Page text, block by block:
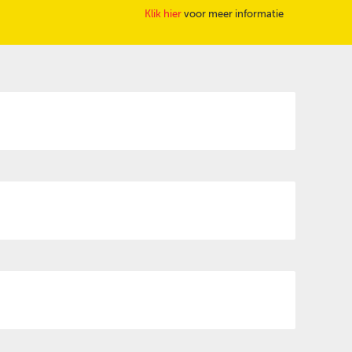
Klik hier voor meer informatie